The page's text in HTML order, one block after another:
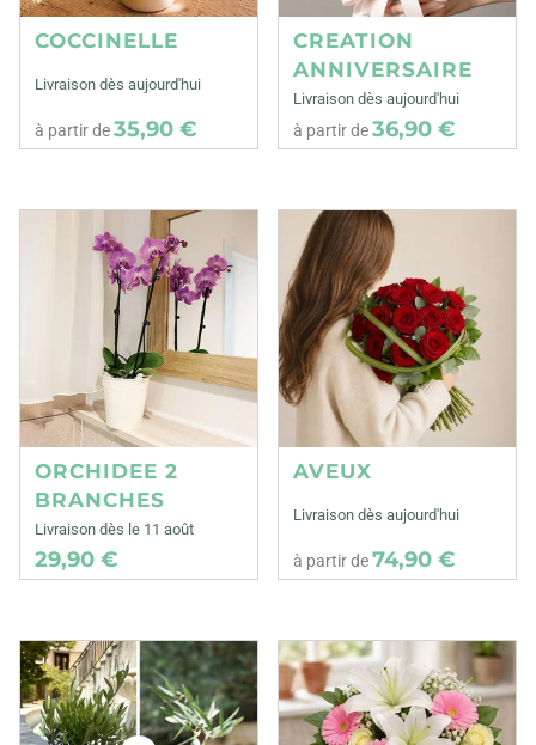
COCCINELLE
Livraison dès aujourd'hui
à partir de35,90 €
CREATION
ANNIVERSAIRE
Livraison dès aujourd'hui
à partir de36,90 €
ORCHIDEE 2
BRANCHES
Livraison dès le 11 août
29,90 €
AVEUX
Livraison dès aujourd'hui
à partir de74,90 €